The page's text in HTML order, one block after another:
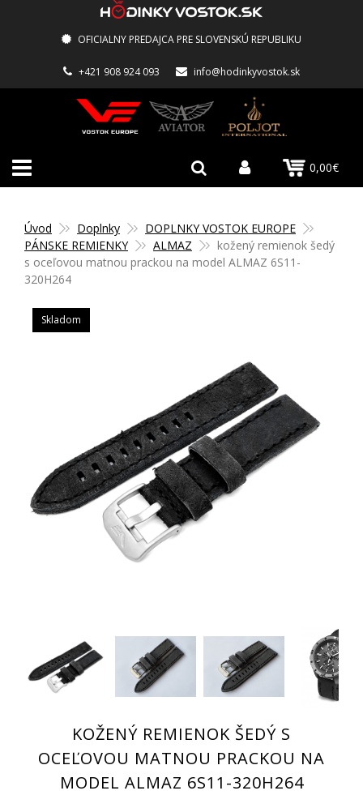
OFICIALNY PREDAJCA PRE SLOVENSKÚ REPUBLIKU
+421 908 924 093 info@hodinkyvostok.sk
0,00€
Úvod Doplnky
DOPLNKY VOSTOK EUROPE
PÁNSKE REMIENKY
ALMAZ
kožený remienok šedý
s oceľovou matnou prackou na model ALMAZ 6S11-
320H264
Skladom
KOŽENÝ REMIENOK ŠEDÝ S
OCEĽOVOU MATNOU PRACKOU NA
MODEL ALMAZ 6S11-320H264